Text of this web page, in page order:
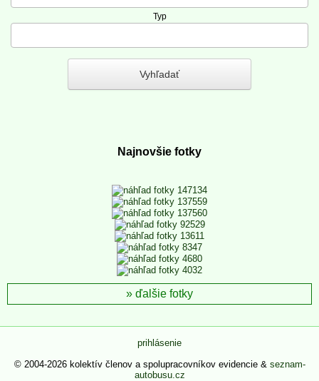
Typ
Najnovšie fotky
ďalšie fotky
prihlásenie
© 2004-2026 kolektív členov a spolupracovníkov evidencie & seznam-
autobusu.cz